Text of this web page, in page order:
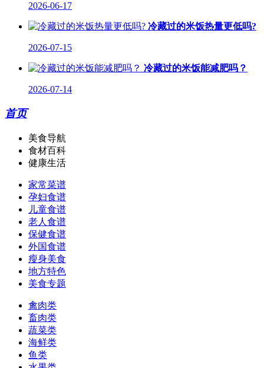
2026-06-17
冷藏过的米饭热量更低吗?
2026-07-15
冷藏过的米饭能减肥吗？
2026-07-14
首页
美食导航
食材百科
健康生活
家常菜谱
孕妇食谱
儿童食谱
老人食谱
保健食谱
外国食谱
瘦身美食
地方特色
美食专题
禽肉类
畜肉类
蔬菜类
海鲜类
鱼类